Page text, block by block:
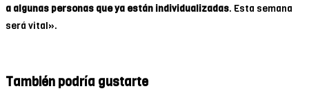
a algunas personas que ya están individualizadas. Esta semana
será vital».
También podría gustarte